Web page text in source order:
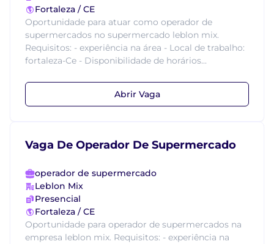
Fortaleza / CE
Oportunidade para atuar como operador de
supermercados no supermercado leblon mix.
Requisitos: - experiência na área - Local de trabalho:
fortaleza-Ce - Disponibilidade de horários...
Abrir Vaga
Vaga De Operador De Supermercado
operador de supermercado
Leblon Mix
Presencial
Fortaleza / CE
Oportunidade para operador de supermercados na
empresa leblon mix. Requisitos: - experiência na